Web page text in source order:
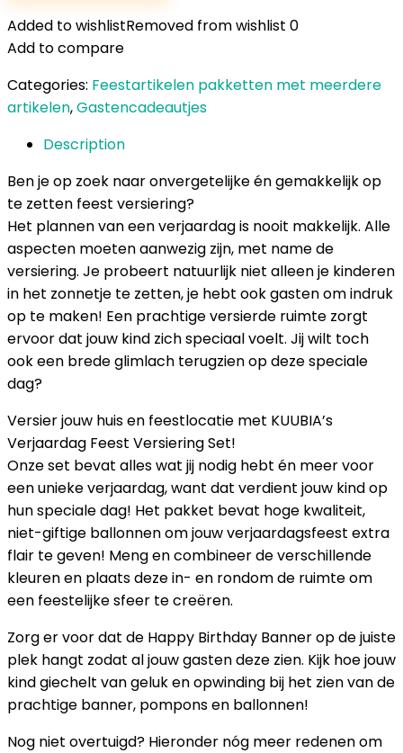
Added to wishlistRemoved from wishlist 0
Add to compare
Categories: Feestartikelen pakketten met meerdere
artikelen,Gastencadeautjes
Description
Ben je op zoek naar onvergetelijke én gemakkelijk op
te zetten feest versiering?
Het plannen van een verjaardag is nooit makkelijk. Alle
aspecten moeten aanwezig zijn, met name de
versiering. Je probeert natuurlijk niet alleen je kinderen
in het zonnetje te zetten, je hebt ook gasten om indruk
op te maken! Een prachtige versierde ruimte zorgt
ervoor dat jouw kind zich speciaal voelt. Jij wilt toch
ook een brede glimlach terugzien op deze speciale
dag?
Versier jouw huis en feestlocatie met KUUBIA’s
Verjaardag Feest Versiering Set!
Onze set bevat alles wat jij nodig hebt én meer voor
een unieke verjaardag, want dat verdient jouw kind op
hun speciale dag! Het pakket bevat hoge kwaliteit,
niet-giftige ballonnen om jouw verjaardagsfeest extra
flair te geven! Meng en combineer de verschillende
kleuren en plaats deze in- en rondom de ruimte om
een feestelijke sfeer te creëren.
Zorg er voor dat de Happy Birthday Banner op de juiste
plek hangt zodat al jouw gasten deze zien. Kijk hoe jouw
kind giechelt van geluk en opwinding bij het zien van de
prachtige banner, pompons en ballonnen!
Nog niet overtuigd? Hieronder nóg meer redenen om